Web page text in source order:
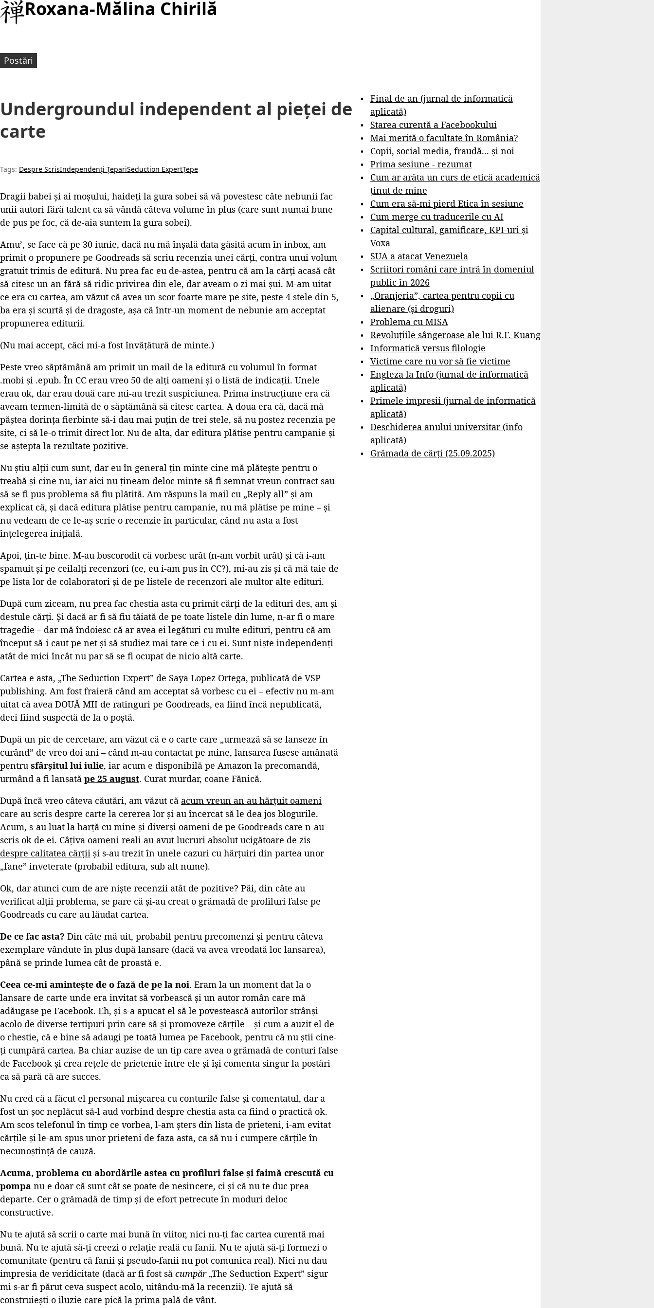
Roxana-Mălina Chirilă
Postări
Undergroundul independent al pieței de
carte
Tags: Despre ScrisIndependenți ȚepariSeduction ExpertȚepe
Dragii babei și ai moșului, haideți la gura sobei să vă povestesc câte nebunii fac
unii autori fără talent ca să vândă câteva volume în plus (care sunt numai bune
de pus pe foc, că de-aia suntem la gura sobei).
Amu’, se face că pe 30 iunie, dacă nu mă înșală data găsită acum în inbox, am
primit o propunere pe Goodreads să scriu recenzia unei cărți, contra unui volum
gratuit trimis de editură. Nu prea fac eu de-astea, pentru că am la cărți acasă cât
să citesc un an fără să ridic privirea din ele, dar aveam o zi mai șui. M-am uitat
ce era cu cartea, am văzut că avea un scor foarte mare pe site, peste 4 stele din 5,
ba era și scurtă și de dragoste, așa că într-un moment de nebunie am acceptat
propunerea editurii.
(Nu mai accept, căci mi-a fost învățătură de minte.)
Peste vreo săptămână am primit un mail de la editură cu volumul în format
.mobi și .epub. În CC erau vreo 50 de alți oameni și o listă de indicații. Unele
erau ok, dar erau două care mi-au trezit suspiciunea. Prima instrucțiune era că
aveam termen-limită de o săptămână să citesc cartea. A doua era că, dacă mă
păștea dorința fierbinte să-i dau mai puțin de trei stele, să nu postez recenzia pe
site, ci să le-o trimit direct lor. Nu de alta, dar editura plătise pentru campanie și
se aștepta la rezultate pozitive.
Nu știu alții cum sunt, dar eu în general țin minte cine mă plătește pentru o
treabă și cine nu, iar aici nu țineam deloc minte să fi semnat vreun contract sau
să se fi pus problema să fiu plătită. Am răspuns la mail cu „Reply all” și am
explicat că, și dacă editura plătise pentru campanie, nu mă plătise pe mine – și
nu vedeam de ce le-aș scrie o recenzie în particular, când nu asta a fost
înțelegerea inițială.
Apoi, țin-te bine. M-au boscorodit că vorbesc urât (n-am vorbit urât) și că i-am
spamuit și pe ceilalți recenzori (ce, eu i-am pus în CC?), mi-au zis și că mă taie de
pe lista lor de colaboratori și de pe listele de recenzori ale multor alte edituri.
După cum ziceam, nu prea fac chestia asta cu primit cărți de la edituri des, am și
destule cărți. Și dacă ar fi să fiu tăiată de pe toate listele din lume, n-ar fi o mare
tragedie – dar mă îndoiesc că ar avea ei legături cu multe edituri, pentru că am
început să-i caut pe net și să studiez mai tare ce-i cu ei. Sunt niște independenți
atât de mici încât nu par să se fi ocupat de nicio altă carte.
Cartea e asta, „The Seduction Expert” de Saya Lopez Ortega, publicată de VSP
publishing. Am fost fraieră când am acceptat să vorbesc cu ei – efectiv nu m-am
uitat că avea DOUĂ MII de ratinguri pe Goodreads, ea fiind încă nepublicată,
deci fiind suspectă de la o poștă.
După un pic de cercetare, am văzut că e o carte care „urmează să se lanseze în
curând” de vreo doi ani – când m-au contactat pe mine, lansarea fusese amânată
pentru sfârșitul lui iulie, iar acum e disponibilă pe Amazon la precomandă,
urmând a fi lansată pe 25 august. Curat murdar, coane Fănică.
După încă vreo câteva căutări, am văzut că acum vreun an au hărțuit oameni
care au scris despre carte la cererea lor și au încercat să le dea jos blogurile.
Acum, s-au luat la harță cu mine și diverși oameni de pe Goodreads care n-au
scris ok de ei. Câțiva oameni reali au avut lucruri absolut ucigătoare de zis
despre calitatea cărții și s-au trezit în unele cazuri cu hărțuiri din partea unor
„fane” inveterate (probabil editura, sub alt nume).
Ok, dar atunci cum de are niște recenzii atât de pozitive? Păi, din câte au
verificat alții problema, se pare că și-au creat o grămadă de profiluri false pe
Goodreads cu care au lăudat cartea.
De ce fac asta? Din câte mă uit, probabil pentru precomenzi și pentru câteva
exemplare vândute în plus după lansare (dacă va avea vreodată loc lansarea),
până se prinde lumea cât de proastă e.
Ceea ce-mi amintește de o fază de pe la noi. Eram la un moment dat la o
lansare de carte unde era invitat să vorbească și un autor român care mă
adăugase pe Facebook. Eh, și s-a apucat el să le povestească autorilor strânși
acolo de diverse tertipuri prin care să-și promoveze cărțile – și cum a auzit el de
o chestie, că e bine să adaugi pe toată lumea pe Facebook, pentru că nu știi cine-
ți cumpără cartea. Ba chiar auzise de un tip care avea o grămadă de conturi false
de Facebook și crea rețele de prietenie între ele și își comenta singur la postări
ca să pară că are succes.
Nu cred că a făcut el personal mișcarea cu conturile false și comentatul, dar a
fost un șoc neplăcut să-l aud vorbind despre chestia asta ca fiind o practică ok.
Am scos telefonul în timp ce vorbea, l-am șters din lista de prieteni, i-am evitat
cărțile și le-am spus unor prieteni de faza asta, ca să nu-i cumpere cărțile în
necunoștință de cauză.
Acuma, problema cu abordările astea cu profiluri false și faimă crescută cu
pompa nu e doar că sunt cât se poate de nesincere, ci și că nu te duc prea
departe. Cer o grămadă de timp și de efort petrecute în moduri deloc
constructive.
Nu te ajută să scrii o carte mai bună în viitor, nici nu-ți fac cartea curentă mai
bună. Nu te ajută să-ți creezi o relație reală cu fanii. Nu te ajută să-ți formezi o
comunitate (pentru că fanii și pseudo-fanii nu pot comunica real). Nici nu dau
impresia de veridicitate (dacă ar fi fost să cumpăr„The Seduction Expert” sigur
mi s-ar fi părut ceva suspect acolo, uitându-mă la recenzii). Te ajută să
construiești o iluzie care pică la prima pală de vânt.
Final de an (jurnal de informatică
aplicată)
Starea curentă a Facebookului
Mai merită o facultate în România?
Copii, social media, fraudă... și noi
Prima sesiune - rezumat
Cum ar arăta un curs de etică academică
ținut de mine
Cum era să-mi pierd Etica în sesiune
Cum merge cu traducerile cu AI
Capital cultural, gamificare, KPI-uri și
Voxa
SUA a atacat Venezuela
Scriitori români care intră în domeniul
public în 2026
„Oranjeria”, cartea pentru copii cu
alienare (și droguri)
Problema cu MISA
Revoluțiile sângeroase ale lui R.F. Kuang
Informatică versus filologie
Victime care nu vor să fie victime
Engleza la Info (jurnal de informatică
aplicată)
Primele impresii (jurnal de informatică
aplicată)
Deschiderea anului universitar (info
aplicată)
Grămada de cărți (25.09.2025)